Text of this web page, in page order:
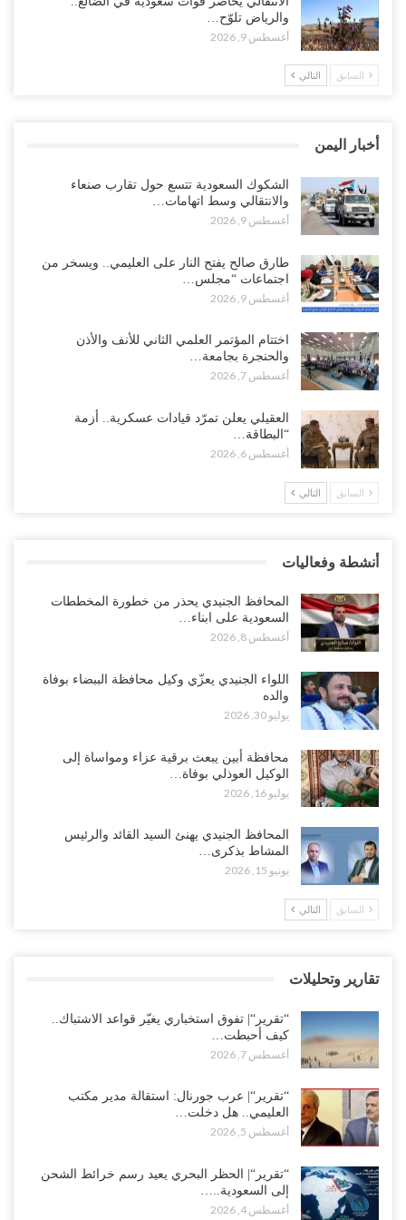
المواطنين..!
أغسطس 8, 2026
“عدن“| احتجاجاً على تأخر المرتبات.. موظفو المكتب الطبي السعودي
بسبب قرب الانسحاب العسكري الأمريكي من “الشرق الأوسط”..!
أغسطس 8, 2026
شامل..!
أغسطس 8, 2026
السعودية تحاول احتواء بن بريك بعد تهديده بالمواجهة.. هل بدأت معركة
إسكات الصوت الحضرمي..!
أغسطس 8, 2026
المحافظ الجنيدي يحذر من خطورة المخططات السعودية على ابناء
الجنوب..!
أغسطس 8, 2026
“تقرير“| تفوق استخباري يغيّر قواعد الاشتباك.. كيف أحبطت صنعاء
فصائل موالية للإمارات..!
أغسطس 7, 2026
في يافع..!
أغسطس 7, 2026
دعوات لتطوير خدمات السمع ومواكبة التقنيات…
أغسطس 7, 2026
“حضرموت“| عصيان مدني واسع ورفض للتجنيد السعودي يوسّعان
المواجهة مع الرياض..!
أغسطس 6, 2026
العقيلي يعلن تمرّد قيادات عسكرية.. أزمة “البطاقة الذكية” تمهّد لإقالات
ضربات صنعاء تربك التحشيدات السعودية شرق اليمن.. خسائر بشرية
وانسحابات وفوضى تعصف بمعسكرات حضرموت ومأرب..!
أغسطس 6, 2026
تداعيات هروب باكريت تتصاعد.. اعتقالات في الرياض وتوتر قبلي يهدد
بتعقيد المشهد في المهرة..!
أغسطس 6, 2026
في أحياء المكلا بالتزامن مع العصيان المدني..!
أغسطس 6, 2026
والرياض تلوّح…
أغسطس 9, 2026
السابق التالي
أخبار اليمن
الشكوك السعودية تتسع حول تقارب صنعاء
والانتقالي وسط اتهامات…
أغسطس 9, 2026
طارق صالح يفتح النار على العليمي.. ويسخر من
اجتماعات “مجلس…
أغسطس 9, 2026
اختتام المؤتمر العلمي الثاني للأنف والأذن
والحنجرة بجامعة…
أغسطس 7, 2026
العقيلي يعلن تمرّد قيادات عسكرية.. أزمة
“البطاقة…
أغسطس 6, 2026
السابق التالي
أنشطة وفعاليات
المحافظ الجنيدي يحذر من خطورة المخططات
السعودية على ابناء…
أغسطس 8, 2026
اللواء الجنيدي يعزّي وكيل محافظة الببضاء بوفاة
والده
يوليو 30, 2026
محافظة أبين يبعث برقية عزاء ومواساة إلى
الوكيل العوذلي بوفاة…
يوليو 16, 2026
المحافظ الجنيدي يهنئ السيد القائد والرئيس
المشاط بذكرى…
يونيو 15, 2026
السابق التالي
تقارير وتحليلات
“تقرير“| تفوق استخباري يغيّر قواعد الاشتباك..
كيف أحبطت…
أغسطس 7, 2026
“تقرير“| عرب جورنال: استقالة مدير مكتب
العليمي.. هل دخلت…
أغسطس 5, 2026
“تقرير“| الحظر البحري يعيد رسم خرائط الشحن
إلى السعودية..…
أغسطس 4, 2026